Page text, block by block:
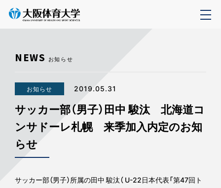
NEWS お知らせ
お知らせ 2019.05.31
サッカー部（男子）田中 駿汰 北海道コ
ンサドーレ札幌 来季加入内定のお知
らせ
サッカー部（男子）所属の田中 駿汰（ U-22日本代表「第47回ト